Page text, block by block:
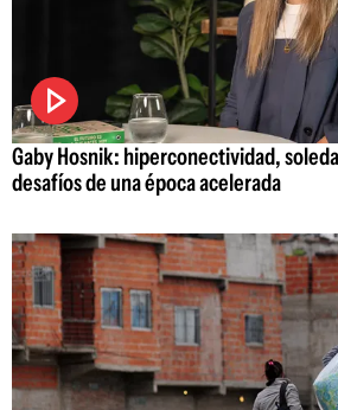
Gaby Hosnik: hiperconectividad,
desafíos de una época acelerada